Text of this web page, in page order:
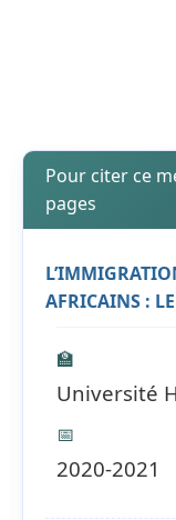
Pour citer ce
pages
AFRICAINS :
🏫
Université
📅
2020-2021